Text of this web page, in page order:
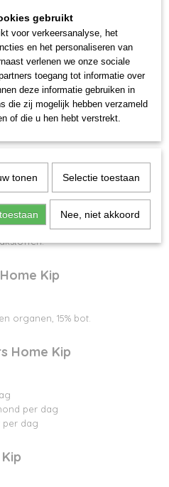
Van puppy tot senior
vrij van gluten, granen,
Kip
organen, 15% bot.
Home Kip
per dag
per dag
gebruikt
voor verkeersanalyse, het
en het personaliseren van
verlenen we onze sociale
toegang tot informatie over
deze informatie gebruiken in
die zij mogelijk hebben verzameld
of die u hen hebt verstrekt.
tonen Selectie toestaan
Nee, niet akkoord